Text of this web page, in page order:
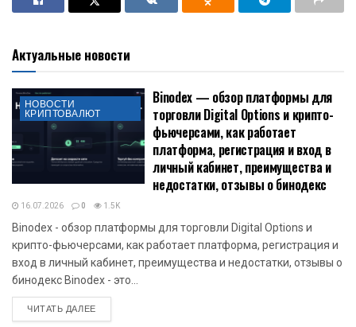
Актуальные новости
НОВОСТИ
КРИПТОВАЛЮТ
Binodex — обзор платформы для
торговли Digital Options и крипто-
фьючерсами, как работает
платформа, регистрация и вход в
личный кабинет, преимущества и
недостатки, отзывы о бинодекс
16.07.2026 0 1.5K
Binodex - обзор платформы для торговли Digital Options и
крипто-фьючерсами, как работает платформа, регистрация и
вход в личный кабинет, преимущества и недостатки, отзывы о
бинодекс Binodex - это...
ЧИТАТЬ ДАЛЕЕDETAILS